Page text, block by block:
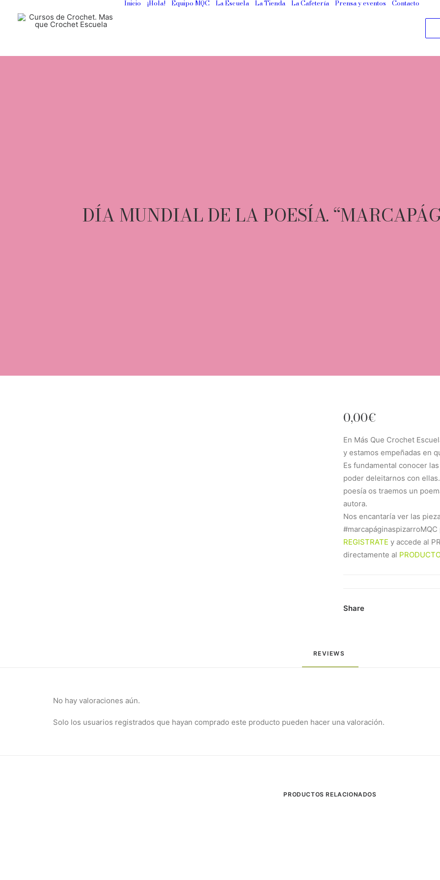
Inicio ¡Hola! Equipo MQC La Escuela La Tienda La Cafetería Prensa y eventos Contacto
DÍA MUNDIAL DE LA POESÍA.
0,00€
En Más Que Crochet
y estamos empeñadas en
Es fundamental conocer
poder deleitarnos con
poesía os traemos un
autora.
Nos encantaría ver las
REGISTRATE y accede al
directamente al
Share
REVIEWS
No hay valoraciones aún.
Solo los usuarios registrados que hayan comprado este producto pueden hacer una valoración.
PRODUCTOS RELACIONADOS